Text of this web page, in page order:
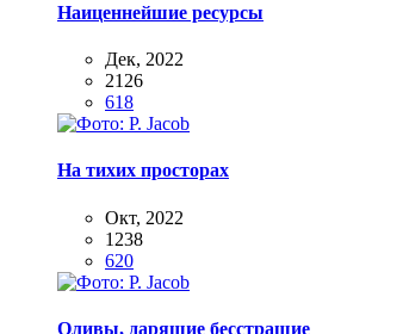
Наиценнейшие ресурсы
Дек, 2022
2126
618
На тихих просторах
Окт, 2022
1238
620
Оливы, дарящие бесстрашие